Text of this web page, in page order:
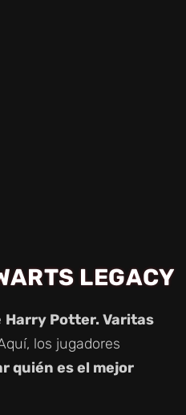
LEGACY
Harry Potter. Varitas
los jugadores
quién es el mejor